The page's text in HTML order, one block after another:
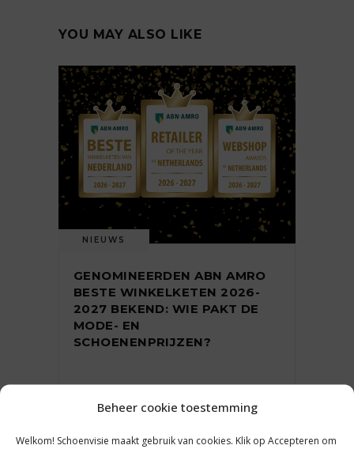
Beheer cookie toestemming
Welkom! Schoenvisie maakt gebruik van cookies. Klik op Accepteren om
YOU MAY ALSO LIKE
NIEUWS
GENOMINEERDEN ABN AMRO
BESTE WINKELKETEN 2026-
2027 BEKEND: WIE PAKT DE
MODE- EN
SCHOENENPRIJZEN?
31 juli 2026